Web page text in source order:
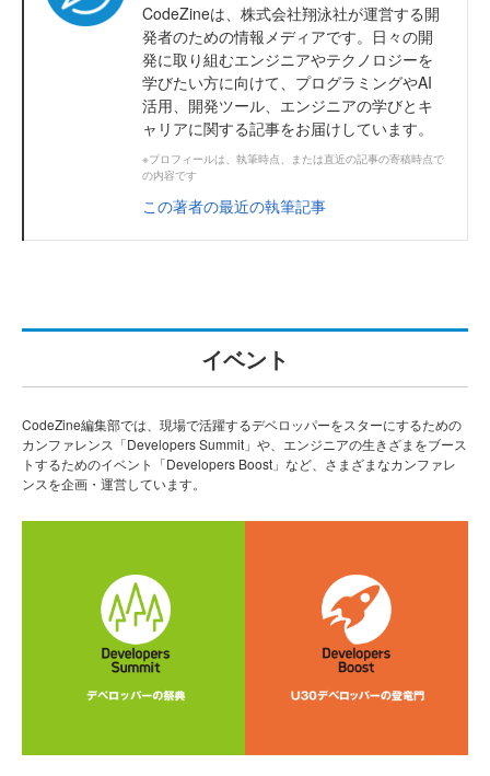
CodeZineは、株式会社翔泳社が運営する開
発者のための情報メディアです。日々の開
発に取り組むエンジニアやテクノロジーを
学びたい方に向けて、プログラミングやAI
活用、開発ツール、エンジニアの学びとキ
ャリアに関する記事をお届けしています。
※プロフィールは、執筆時点、または直近の記事の寄稿時点で
の内容です
この著者の最近の執筆記事
イベント
CodeZine編集部では、現場で活躍するデベロッパーをスターにするための
カンファレンス「Developers Summit」や、エンジニアの生きざまをブース
トするためのイベント「Developers Boost」など、さまざまなカンファレ
ンスを企画・運営しています。